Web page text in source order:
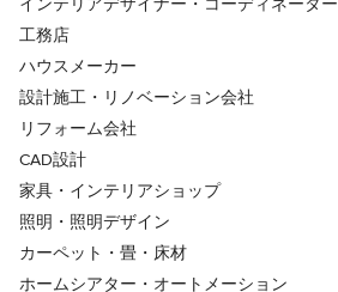
インテリアデザイナー・コーディネーター
工務店
ハウスメーカー
設計施工・リノベーション会社
リフォーム会社
CAD設計
家具・インテリアショップ
照明・照明デザイン
カーペット・畳・床材
ホームシアター・オートメーション